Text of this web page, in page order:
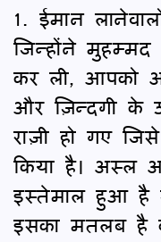
1. ईमान
जिन्होंने
कर ली, आपको
और ज़िन्दगी के
राज़ी हो गए
किया है। अस्ल
इस्तेमाल हुआ है
इसका मतलब है